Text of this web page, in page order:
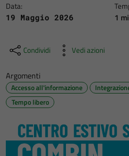
Data:
19 Maggio 2026 1
Condividi Vedi azioni
Argomenti
Accesso all'informazione
Tempo libero